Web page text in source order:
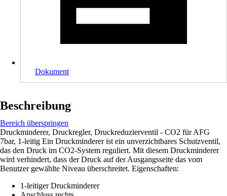
Dokument
Beschreibung
Bereich überspringen
Druckminderer, Druckregler, Druckreduzierventil - CO2 für AFG
7bar, 1-leitig Ein Druckminderer ist ein unverzichtbares Schutzventil,
das den Druck im CO2-System reguliert. Mit diesem Druckminderer
wird verhindert, dass der Druck auf der Ausgangsseite das vom
Benutzer gewählte Niveau überschreitet. Eigenschaften:
1-leitiger Druckminderer